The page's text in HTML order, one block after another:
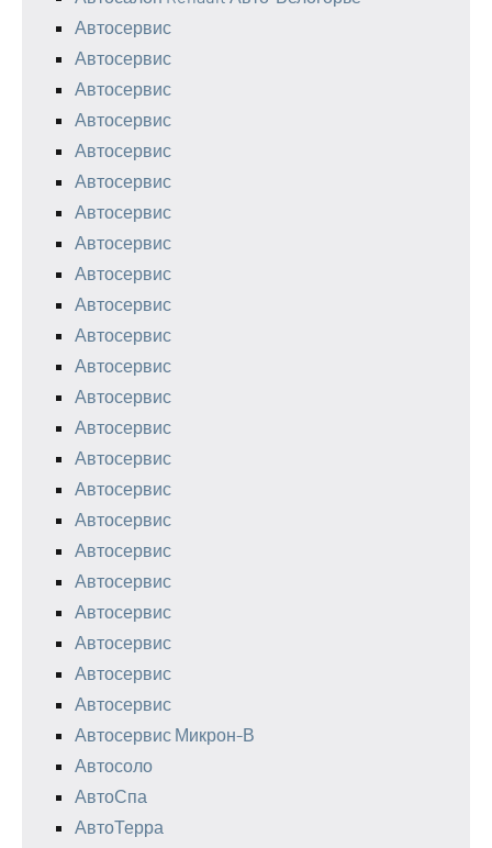
Автосервис
Автосервис
Автосервис
Автосервис
Автосервис
Автосервис
Автосервис
Автосервис
Автосервис
Автосервис
Автосервис
Автосервис
Автосервис
Автосервис
Автосервис
Автосервис
Автосервис
Автосервис
Автосервис
Автосервис
Автосервис
Автосервис
Автосервис
Автосервис Микрон-В
Автосоло
АвтоСпа
АвтоТерра